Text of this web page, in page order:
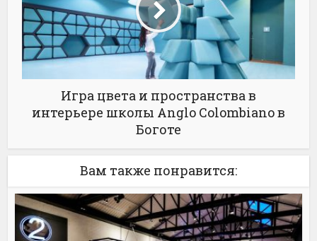
Игра цвета и пространства в
интерьере школы Anglo Colombiano в
Боготе
Вам также понравится: